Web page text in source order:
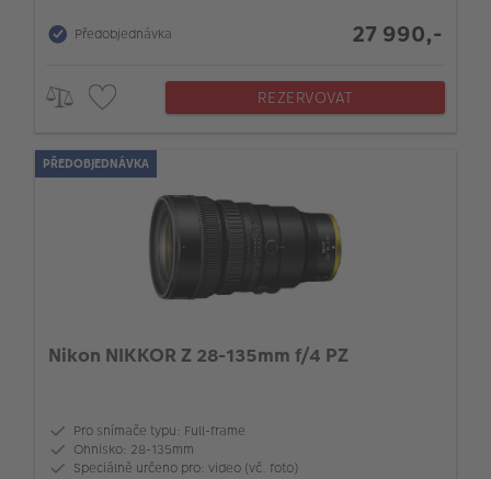
Předobjednávka 27 990,-
REZERVOVAT
PŘEDOBJEDNÁVKA
Nikon NIKKOR Z 28-135mm f/4 PZ
Pro snímače typu: Full-frame
Ohnisko: 28-135mm
Speciálně určeno pro: video (vč. foto)